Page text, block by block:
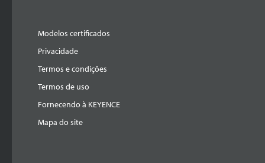
Modelos certificados
Privacidade
Termos e condições
Termos de uso
Fornecendo à KEYENCE
Mapa do site